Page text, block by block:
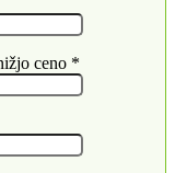
ceno *